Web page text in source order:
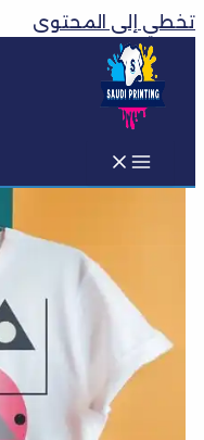
تخطي إلى المحتوى